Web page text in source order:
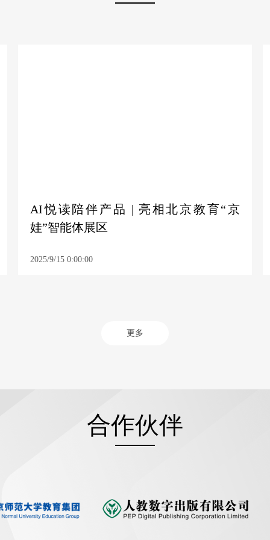
AI悦读陪伴产品 | 亮相北京教育“京
娃”智能体展区
2025/9/15 0:00:00
更多
合作伙伴